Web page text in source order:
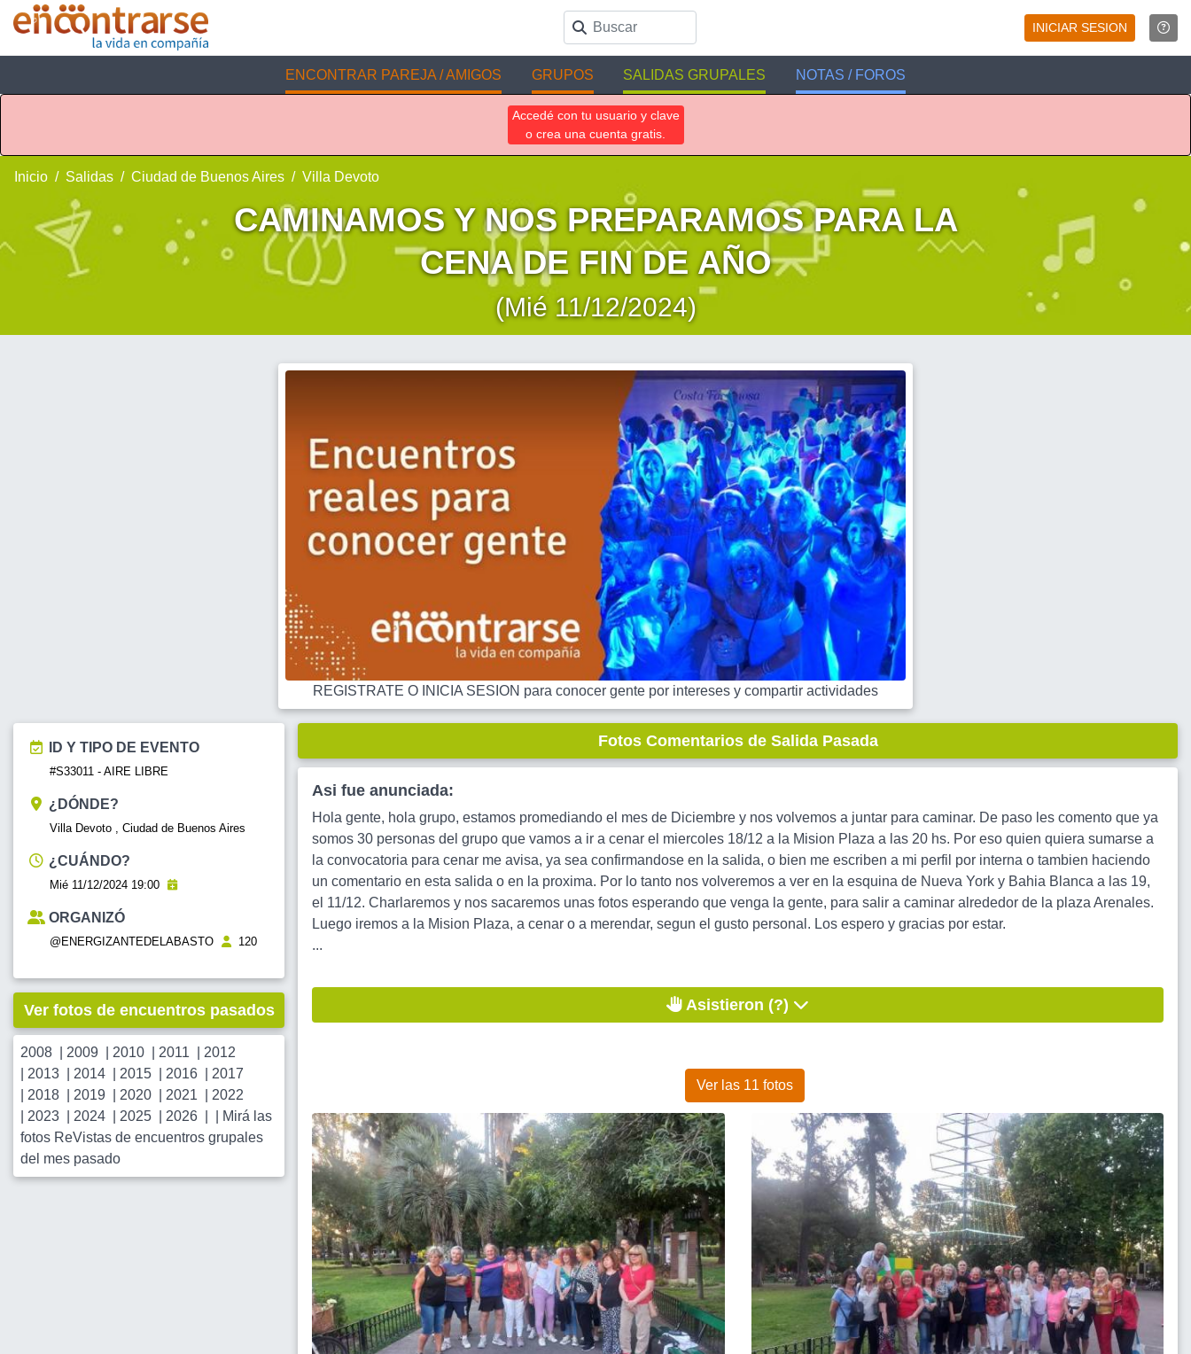
INICIAR SESION
ENCONTRAR PAREJA / AMIGOS GRUPOS SALIDAS GRUPALES NOTAS / FOROS
Accedé con tu usuario y clave
o crea una cuenta gratis.
Inicio Salidas Ciudad de Buenos Aires Villa Devoto
CAMINAMOS Y NOS PREPARAMOS PARA LA
CENA DE FIN DE AÑO
(Mié 11/12/2024)
REGISTRATE O INICIA SESION para conocer gente por intereses y compartir actividades
ID Y TIPO DE EVENTO
#S33011 - AIRE LIBRE
¿DÓNDE?
Villa Devoto , Ciudad de Buenos Aires
¿CUÁNDO?
Mié 11/12/2024 19:00
ORGANIZÓ
@ENERGIZANTEDELABASTO 120
Ver fotos de encuentros pasados
2008 2009 2010 2011
2012
2013 2014 2015 2016
2017
2018 2019 2020 2021
2022
2023 2024 2025 2026
Mirá las
fotos ReVistas de encuentros grupales
del mes pasado
Fotos Comentarios de Salida Pasada
Asi fue anunciada:
Hola gente, hola grupo, estamos promediando el mes de Diciembre y nos volvemos a juntar para caminar. De paso les comento que ya
somos 30 personas del grupo que vamos a ir a cenar el miercoles 18/12 a la Mision Plaza a las 20 hs. Por eso quien quiera sumarse a
la convocatoria para cenar me avisa, ya sea confirmandose en la salida, o bien me escriben a mi perfil por interna o tambien haciendo
un comentario en esta salida o en la proxima. Por lo tanto nos volveremos a ver en la esquina de Nueva York y Bahia Blanca a las 19,
el 11/12. Charlaremos y nos sacaremos unas fotos esperando que venga la gente, para salir a caminar alrededor de la plaza Arenales.
Luego iremos a la Mision Plaza, a cenar o a merendar, segun el gusto personal. Los espero y gracias por estar.
...
Asistieron (?)
Ver las 11 fotos